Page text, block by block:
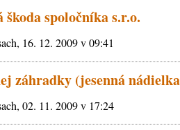
škoda spoločníka s.r.o.
16. 12. 2009 v 09:41
záhradky (jesenná
02. 11. 2009 v 17:24